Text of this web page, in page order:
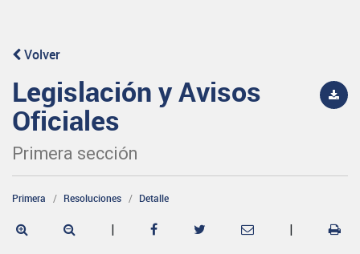
Volver
Legislación y Avisos
Oficiales
Primera sección
Primera Resoluciones Detalle
| |